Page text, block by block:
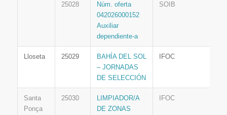
25028
Núm. oferta
042026000152
Auxiliar
dependiente-a
SOIB
Lloseta 25029
BAHÍA DEL SOL
– JORNADAS
DE SELECCIÓN
IFOC
Santa
Ponça
25030
LIMPIADOR/A
DE ZONAS
IFOC